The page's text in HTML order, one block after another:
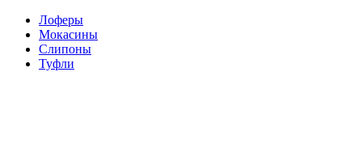
Лоферы
Мокасины
Слипоны
Туфли